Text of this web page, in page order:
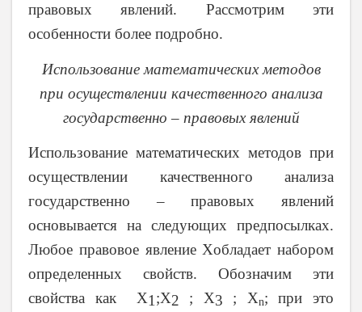
правовых явлений. Рассмотрим эти
особенности более подробно.
Использование математических методов
при осуществлении качественного анализа
государственно – правовых явлений
Использование математических методов при
осуществлении качественного анализа
государственно – правовых явлений
основывается на следующих предпосылках.
Любое правовое явление Xобладает набором
определенных свойств. Обозначим эти
свойства как X1 ;X2 ; X3 ; Xn; при это